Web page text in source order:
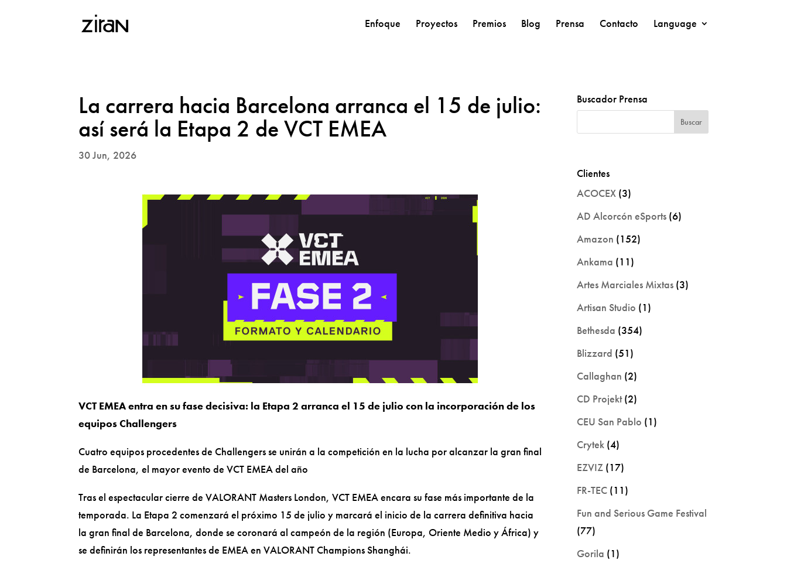
Enfoque Proyectos Premios Blog Prensa Contacto Language
La carrera hacia Barcelona arranca el 15 de julio:
así será la Etapa 2 de VCT EMEA
30 Jun, 2026
VCT EMEA entra en su fase decisiva: la Etapa 2 arranca el 15 de julio con la incorporación de los
equipos Challengers
Cuatro equipos procedentes de Challengers se unirán a la competición en la lucha por alcanzar la gran final
de Barcelona, el mayor evento de VCT EMEA del año
Tras el espectacular cierre de VALORANT Masters London, VCT EMEA encara su fase más importante de la
temporada. La Etapa 2 comenzará el próximo 15 de julio y marcará el inicio de la carrera definitiva hacia
la gran final de Barcelona, donde se coronará al campeón de la región (Europa, Oriente Medio y África) y
se definirán los representantes de EMEA en VALORANT Champions Shanghái.
Buscador Prensa
Clientes
ACOCEX (3)
AD Alcorcón eSports (6)
Amazon (152)
Ankama (11)
Artes Marciales Mixtas (3)
Artisan Studio (1)
Bethesda (354)
Blizzard (51)
Callaghan (2)
CD Projekt(2)
CEU San Pablo (1)
Crytek (4)
EZVIZ (17)
FR-TEC (11)
Fun and Serious Game Festival
(77)
Gorila (1)